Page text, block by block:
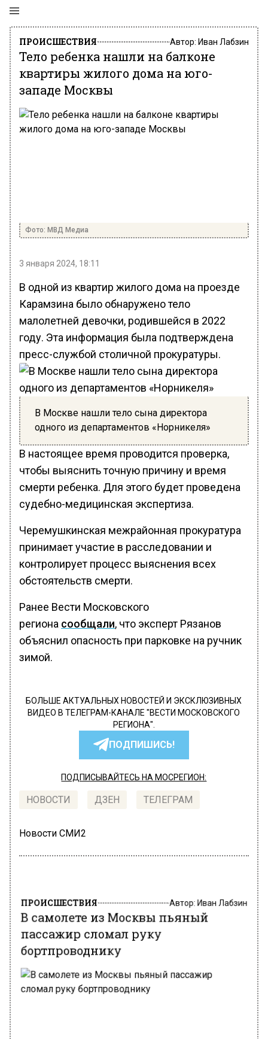
ПРОИСШЕСТВИЯ Автор: Иван Лабзин
Тело ребенка нашли на балконе
квартиры жилого дома на юго-
западе Москвы
Фото: МВД Медиа
3 января 2024, 18:11
В одной из квартир жилого дома на проезде
Карамзина было обнаружено тело
малолетней девочки, родившейся в 2022
году. Эта информация была подтверждена
пресс-службой столичной прокуратуры.
В Москве нашли тело сына директора
одного из департаментов «Норникеля»
В настоящее время проводится проверка,
чтобы выяснить точную причину и время
смерти ребенка. Для этого будет проведена
судебно-медицинская экспертиза.
Черемушкинская межрайонная прокуратура
принимает участие в расследовании и
контролирует процесс выяснения всех
обстоятельств смерти.
Ранее Вести Московского
региона сообщали, что эксперт Рязанов
объяснил опасность при парковке на ручник
зимой.
БОЛЬШЕ АКТУАЛЬНЫХ НОВОСТЕЙ И ЭКСКЛЮЗИВНЫХ
ВИДЕО В ТЕЛЕГРАМ-КАНАЛЕ "ВЕСТИ МОСКОВСКОГО
РЕГИОНА".
ПОДПИШИСЬ!
ПОДПИСЫВАЙТЕСЬ НА МОСРЕГИОН:
НОВОСТИ ДЗЕН ТЕЛЕГРАМ
Новости СМИ2
В самолете из Москвы пьяный
пассажир сломал руку
бортпроводнику